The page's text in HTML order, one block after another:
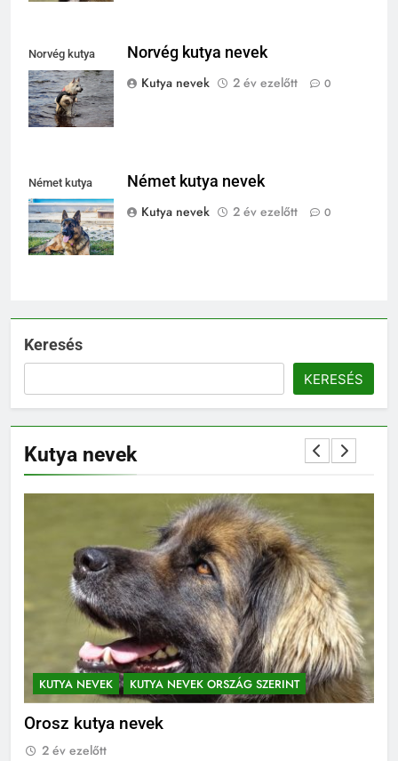
Norvég kutya
nevek
Norvég kutya nevek
Kutya nevek
2 év ezelőtt 0
Német kutya
nevek
Német kutya nevek
Kutya nevek
2 év ezelőtt 0
Keresés
KERESÉS
Kutya nevek
KUTYA NEVEK KUTYA NEVEK ORSZÁG SZERINT
Orosz kutya nevek
2 év ezelőtt